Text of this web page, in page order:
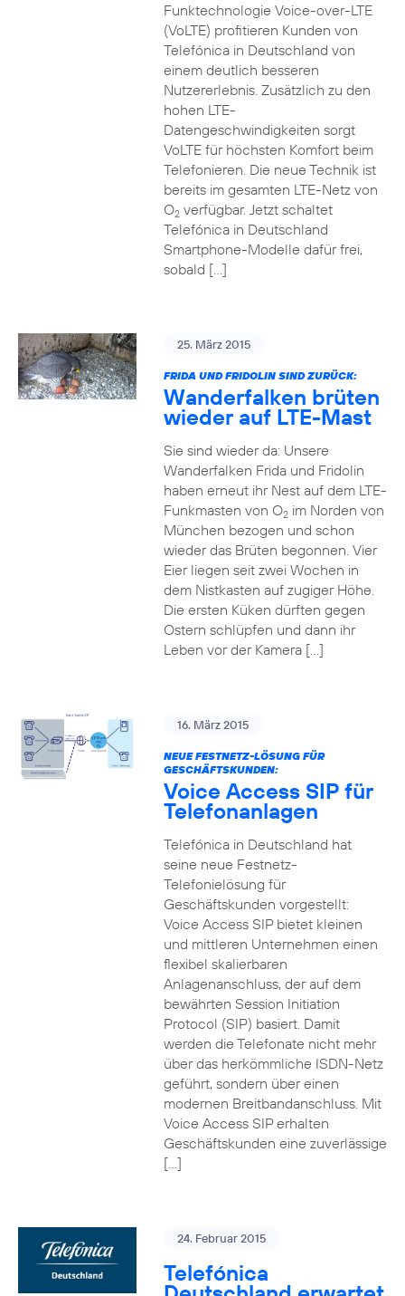
Funktechnologie Voice-over-LTE
(VoLTE) profitieren Kunden von
Telefónica in Deutschland von
einem deutlich besseren
Nutzererlebnis. Zusätzlich zu den
hohen LTE-
Datengeschwindigkeiten sorgt
VoLTE für höchsten Komfort beim
Telefonieren. Die neue Technik ist
bereits im gesamten LTE-Netz von
O2verfügbar. Jetzt schaltet
Telefónica in Deutschland
Smartphone-Modelle dafür frei,
sobald […]
25. März 2015
FRIDA UND FRIDOLIN SIND ZURÜCK:
Wanderfalken brüten
wieder auf LTE-Mast
Sie sind wieder da: Unsere
Wanderfalken Frida und Fridolin
haben erneut ihr Nest auf dem LTE-
Funkmasten von O2im Norden von
München bezogen und schon
wieder das Brüten begonnen. Vier
Eier liegen seit zwei Wochen in
dem Nistkasten auf zugiger Höhe.
Die ersten Küken dürften gegen
Ostern schlüpfen und dann ihr
Leben vor der Kamera […]
16. März 2015
NEUE FESTNETZ-LÖSUNG FÜR
GESCHÄFTSKUNDEN:
Voice Access SIP für
Telefonanlagen
Telefónica in Deutschland hat
seine neue Festnetz-
Telefonielösung für
Geschäftskunden vorgestellt:
Voice Access SIP bietet kleinen
und mittleren Unternehmen einen
flexibel skalierbaren
Anlagenanschluss, der auf dem
bewährten Session Initiation
Protocol (SIP) basiert. Damit
werden die Telefonate nicht mehr
über das herkömmliche ISDN-Netz
geführt, sondern über einen
modernen Breitbandanschluss. Mit
Voice Access SIP erhalten
Geschäftskunden eine zuverlässige
[…]
24. Februar 2015
Telefónica